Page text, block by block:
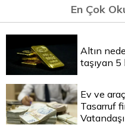
En Çok
Altın
taşıyan
Ev ve
Tasarruf